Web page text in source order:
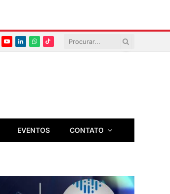
YouTubeLinkedInWhatsapp
TikTok
EVENTOS CONTATO